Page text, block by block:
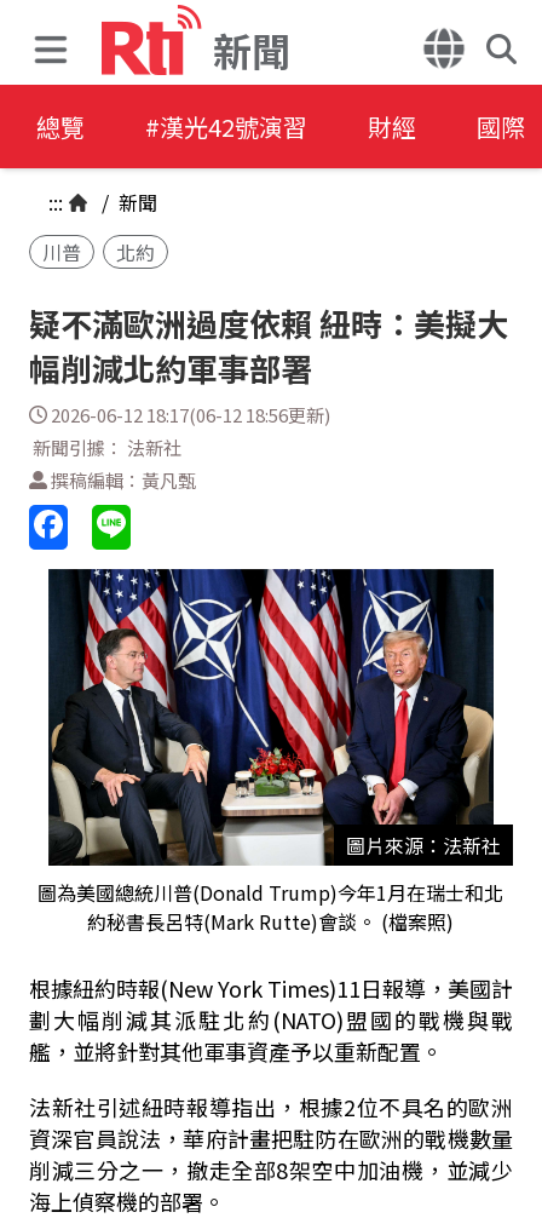
新聞
總覽 #漢光42號演習 財經 國際
::: / 新聞
川普
北約
疑不滿歐洲過度依賴 紐時：美擬大
幅削減北約軍事部署
2026-06-12 18:17(06-12 18:56更新)
新聞引據： 法新社
撰稿編輯：黃凡甄
圖片來源：法新社
圖為美國總統川普(Donald Trump)今年1月在瑞士和北
約秘書長呂特(Mark Rutte)會談。 (檔案照)
根據紐約時報(New York Times)11日報導，美國計
劃大幅削減其派駐北約(NATO)盟國的戰機與戰
艦，並將針對其他軍事資產予以重新配置。
法新社引述紐時報導指出，根據2位不具名的歐洲
資深官員說法，華府計畫把駐防在歐洲的戰機數量
削減三分之一，撤走全部8架空中加油機，並減少
海上偵察機的部署。